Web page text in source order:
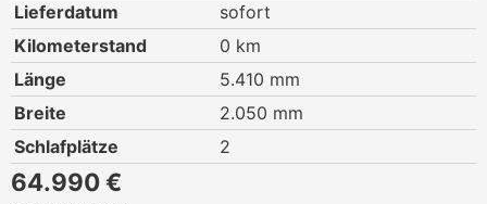
Lieferdatum
sofort
Kilometerstand
0 km
Länge
5.410 mm
Breite
2.050 mm
Schlafplätze
2
64.990 €